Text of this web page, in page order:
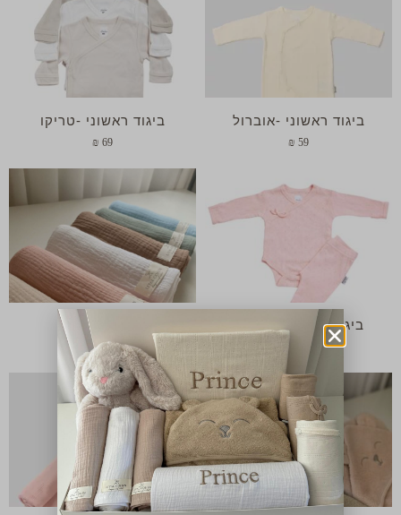
ביגוד ראשוני -אוברול
₪ 59
ביגוד ראשוני -טריקו
₪ 69
ביגוד ראשוני -פוינטל
₪
חיתול טטרה
₪ 95